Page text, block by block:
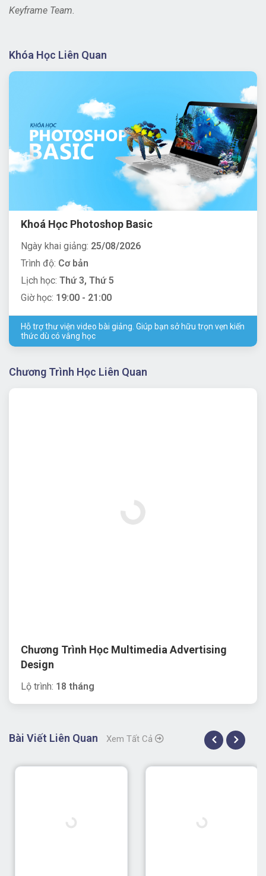
Keyframe Team.
Khóa Học Liên Quan
Khoá Học Photoshop Basic
Ngày khai giảng: 25/08/2026
Trình độ: Cơ bản
Lịch học: Thứ 3, Thứ 5
Giờ học: 19:00 - 21:00
Hỗ trợ thư viện video bài giảng. Giúp bạn sở hữu trọn vẹn kiến
thức dù có vắng học
Chương Trình Học Liên Quan
Chương Trình Học Multimedia Advertising
Design
Lộ trình: 18 tháng
Bài Viết Liên Quan Xem Tất Cả